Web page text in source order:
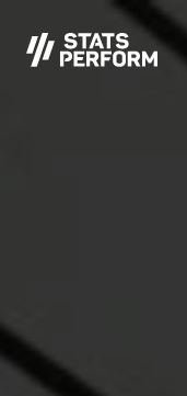
본문으로 건너뛰기